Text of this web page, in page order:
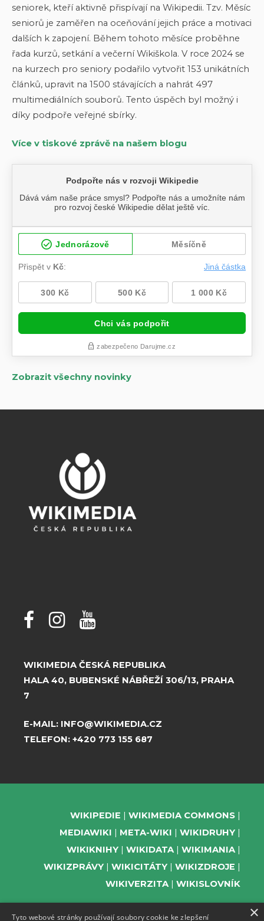
seniorek, kteří aktivně přispívají na Wikipedii. Tzv. Měsíc
seniorů je zaměřen na oceňování jejich práce a motivaci
dalších k zapojení. Během tohoto měsíce proběhne
řada kurzů, setkání a večerní Wikiškola. V roce 2024 se
na kurzech pro seniory podařilo vytvořit 153 unikátních
článků, upravit na 1500 stávajících a nahrát 497
multimediálních souborů. Tento úspěch byl možný i
díky podpoře veřejné sbírky.
Více v tiskové zprávě na našem blogu
Zobrazit všechny novinky
WIKIMEDIA ČESKÁ REPUBLIKA
HALA 40, BUBENSKÉ NÁBŘEŽÍ 306/13, PRAHA
7
E-MAIL: INFO@WIKIMEDIA.CZ
TELEFON: +420 773 155 687
WIKIPEDIE
WIKIMEDIA COMMONS
MEDIAWIKI
META-WIKI
WIKIDRUHY
WIKIKNIHY
WIKIDATA
WIKIMANIA
WIKIZPRÁVY
WIKICITÁTY
WIKIZDROJE
WIKIVERZITA
WIKISLOVNÍK
×
Tyto webové stránky používají soubory cookie ke zlepšení